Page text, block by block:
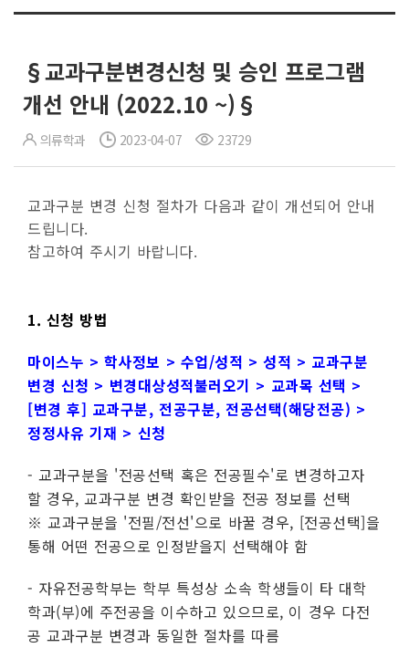
§교과구분변경신청 및 승인 프로그램
개선 안내 (2022.10 ~)§
의류학과 2023-04-07 23729
교과구분 변경 신청 절차가 다음과 같이 개선되어 안내
드립니다.
참고하여 주시기 바랍니다.
1. 신청 방법
마이스누 > 학사정보 > 수업/성적 > 성적 > 교과구분
변경 신청 > 변경대상성적불러오기 > 교과목 선택 >
[변경 후] 교과구분, 전공구분, 전공선택(해당전공) >
정정사유 기재 > 신청
- 교과구분을 '전공선택 혹은 전공필수'로 변경하고자
할 경우, 교과구분 변경 확인받을 전공 정보를 선택
※ 교과구분을 '전필/전선'으로 바꿀 경우, [전공선택]을
통해 어떤 전공으로 인정받을지 선택해야 함
- 자유전공학부는 학부 특성상 소속 학생들이 타 대학
학과(부)에 주전공을 이수하고 있으므로, 이 경우 다전
공 교과구분 변경과 동일한 절차를 따름